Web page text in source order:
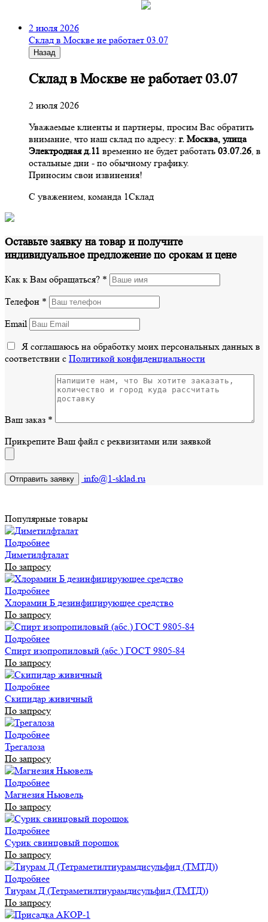
2 июля 2026
Склад в Москве не работает 03.07
Назад
Склад в Москве не работает 03.07
2 июля 2026
Уважаемые клиенты и партнеры, просим Вас обратить
внимание, что наш склад по адресу: г. Москва, улица
Электродная д.11 временно не будет работать 03.07.26 , в
остальные дни - по обычному графику.
Приносим свои извинения!
С уважением, команда 1Склад
Оставьте заявку на товар и получите
индивидуальное предложение по срокам и цене
Как к Вам обращаться? *
Телефон *
Email
Я соглашаюсь на обработку моих персональных данных в
соответствии с Политикой конфиденциальности
Ваш заказ *
Прикрепите Ваш файл с реквизитами или заявкой
info@1-sklad.ru
Популярные товары
Подробнее
Диметилфталат
По запросу
Подробнее
Хлорамин Б дезинфицирующее средство
По запросу
Подробнее
Спирт изопропиловый (абс.) ГОСТ 9805-84
По запросу
Подробнее
Скипидар живичный
По запросу
Подробнее
Трегалоза
По запросу
Подробнее
Магнезия Ньювель
По запросу
Подробнее
Сурик свинцовый порошок
По запросу
Подробнее
Тиурам Д (Тетраметилтиурамдисульфид (ТМТД))
По запросу